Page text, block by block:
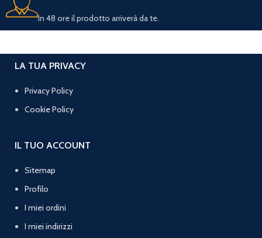
In 48 ore il prodotto arriverà da te.
LA TUA PRIVACY
Privacy Policy
Cookie Policy
IL TUO ACCOUNT
Sitemap
Profilo
I miei ordini
I miei indirizzi